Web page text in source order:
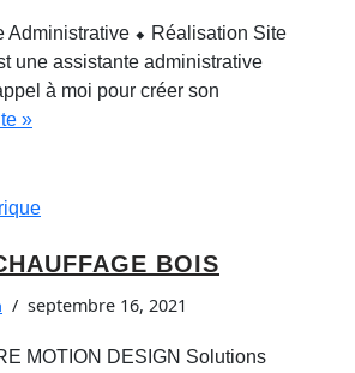
Administrative ⬥ Réalisation Site
une assistante administrative
à moi pour créer son
»
BOIS
septembre 16, 2021
MOTION DESIGN Solutions